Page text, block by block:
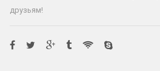
друзьям!